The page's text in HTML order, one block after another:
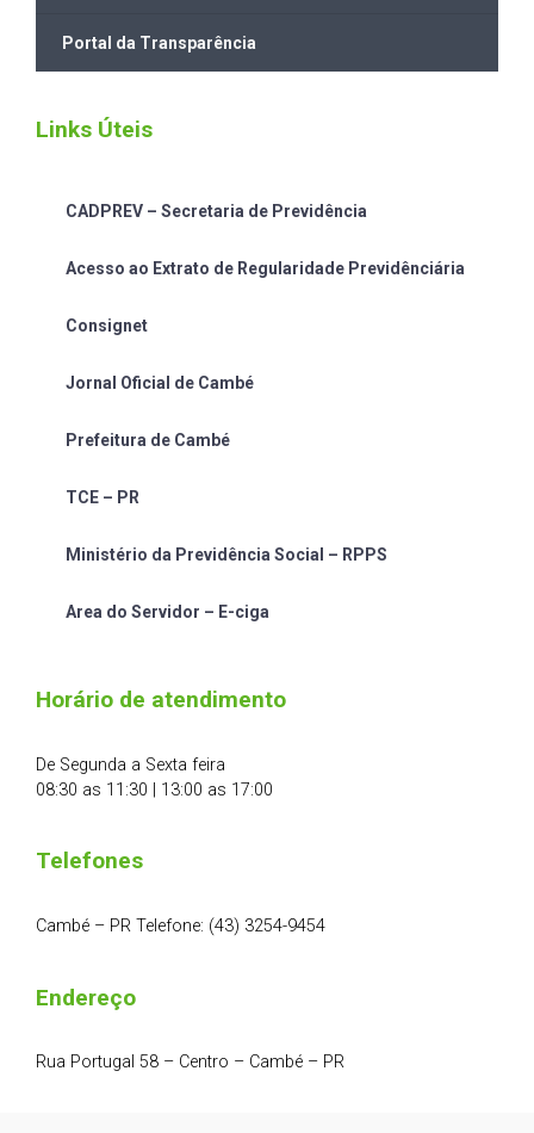
Portal da Transparência
Links Úteis
CADPREV – Secretaria de Previdência
Acesso ao Extrato de Regularidade Previdênciária
Consignet
Jornal Oficial de Cambé
Prefeitura de Cambé
TCE – PR
Ministério da Previdência Social – RPPS
Area do Servidor – E-ciga
Horário de atendimento
De Segunda a Sexta feira
08:30 as 11:30 | 13:00 as 17:00
Telefones
Cambé – PR Telefone: (43) 3254-9454
Endereço
Rua Portugal 58 – Centro – Cambé – PR